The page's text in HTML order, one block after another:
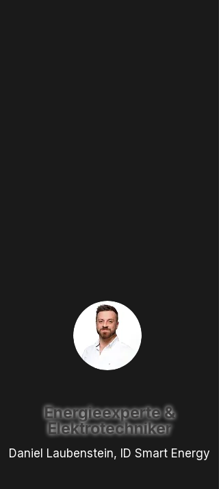
Energieexperte &
Elektrotechniker
Daniel Laubenstein, ID Smart Energy